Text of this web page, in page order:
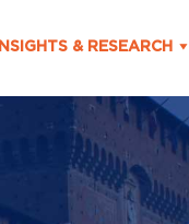
INSIGHTS & RESEARCH